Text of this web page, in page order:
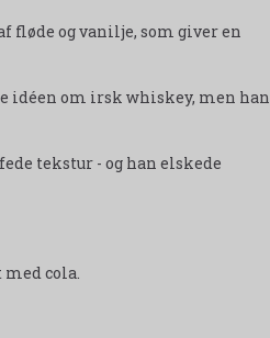
og vanilje, som giver en
idéen om irsk whiskey, men han
tekstur - og han elskede
cola.